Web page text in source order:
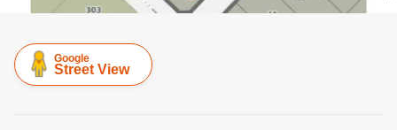
Google
Street View